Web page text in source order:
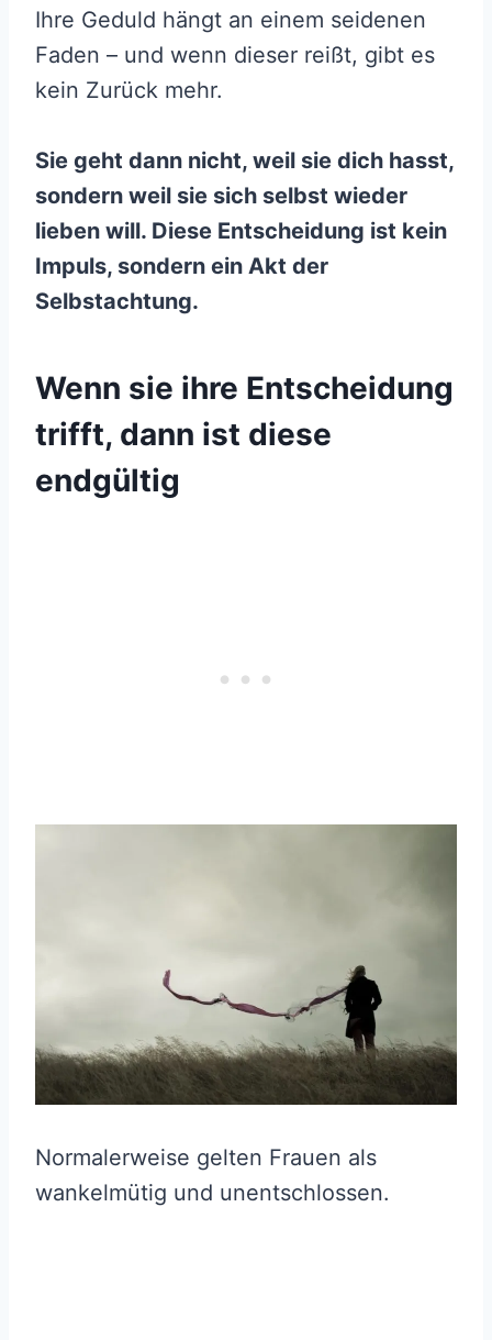
Ihre Geduld hängt an einem seidenen
Faden – und wenn dieser reißt, gibt es
kein Zurück mehr.
Sie geht dann nicht, weil sie dich hasst,
sondern weil sie sich selbst wieder
lieben will. Diese Entscheidung ist kein
Impuls, sondern ein Akt der
Selbstachtung.
Wenn sie ihre Entscheidung
trifft, dann ist diese
endgültig
Normalerweise gelten Frauen als
wankelmütig und unentschlossen.